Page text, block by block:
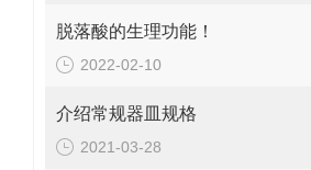
脱落酸的生理功能！
2022-02-10
介绍常规器皿规格
2021-03-28